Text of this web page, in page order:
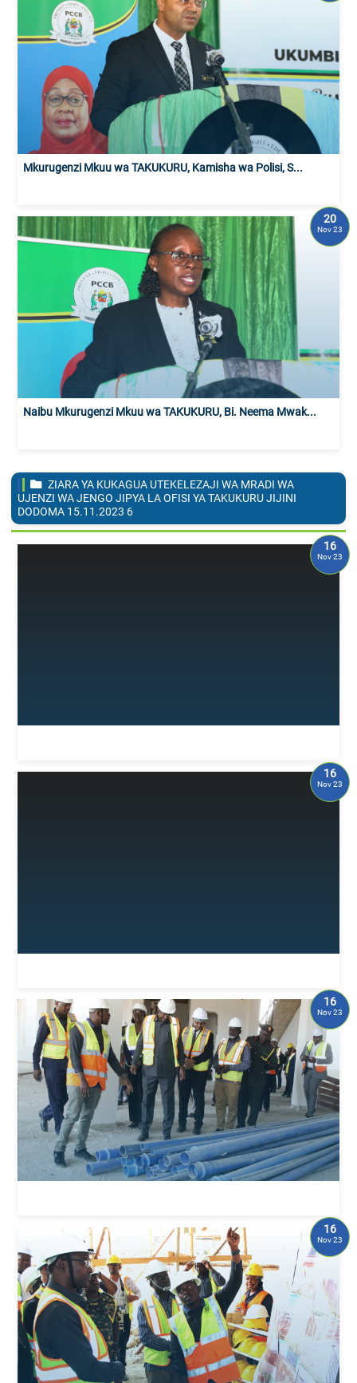
Mkurugenzi Mkuu wa TAKUKURU, Kamisha wa Polisi, S...
Naibu Mkurugenzi Mkuu wa TAKUKURU, Bi. Neema Mwak...
20
Nov 23
ZIARA YA KUKAGUA UTEKELEZAJI WA MRADI WA
UJENZI WA JENGO JIPYA LA OFISI YA TAKUKURU JIJINI
DODOMA 15.11.2023 6
16
Nov 23
16
Nov 23
16
Nov 23
16
Nov 23